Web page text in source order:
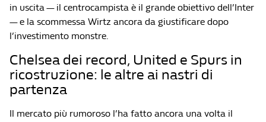
in uscita — il centrocampista è il grande obiettivo dell’Inter
— e la scommessa Wirtz ancora da giustificare dopo
l’investimento monstre.
Chelsea dei record, United e Spurs in
ricostruzione: le altre ai nastri di
partenza
Il mercato più rumoroso l’ha fatto ancora una volta il